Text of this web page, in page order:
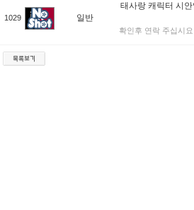
1029 일반
태사랑 캐릭터 시
확인후 연락 주십시요